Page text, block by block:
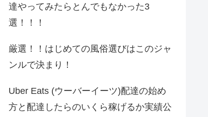
達やってみたらとんでもなかった3
選！！！
厳選！！はじめての風俗選びはこのジャ
ンルで決まり！
Uber Eats (ウーバーイーツ)配達の始め
方と配達したらのいくら稼げるか実績公